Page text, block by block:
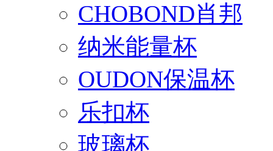
CHOBOND肖邦
纳米能量杯
OUDON保温杯
乐扣杯
玻璃杯